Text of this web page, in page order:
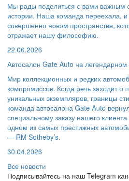
Мы рады поделиться с вами важным
истории. Наша команда переехала,
совершенно новом пространстве,
отражает нашу философию.
22.06.2026
Автосалон Gate Auto на легендарном
Мир коллекционных и редких
компромиссов. Когда речь заходит о
уникальных экземпляров, границы
команда автосалона Gate Auto
специальному заказу нашего
одном из самых престижных
— RM Sotheby’s.
30.04.2026
Все новости
Подписывайтесь на наш Telegram